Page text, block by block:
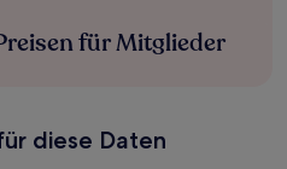
für Mitglieder
diese Daten